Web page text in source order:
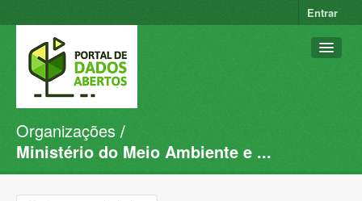
Entrar
Conjuntos de dados
Organizações
Organizações
Ministério do Meio Ambiente e ...